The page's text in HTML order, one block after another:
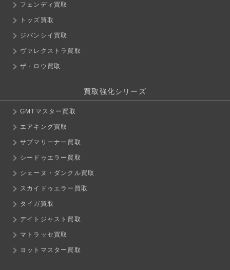
フェンディ買取
トッズ買取
ジバンシイ買取
ヴァレクストラ買取
ザ・ロウ買取
買取強化シリーズ
GMTマスター買取
エアキング買取
サブマリーナー買取
シードゥエラー買取
シェーヌ・ダンクル買取
スカイドゥエラー買取
タイガ買取
デイトジャスト買取
マトラッセ買取
ヨットマスター買取